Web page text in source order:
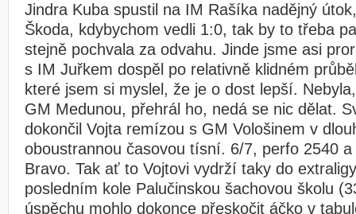
Jindra Kuba spustil na IM Rašíka nadějný
Škoda, kdybychom vedli 1:0, tak by to třeba
stejně pochvala za odvahu. Jinde jsme asi
s IM Juřkem dospěl po relativně klidném
které jsem si myslel, že je o dost lepší.
GM Medunou, přehrál ho, nedá se nic dělat.
dokončil Vojta remízou s GM Vološinem v
oboustrannou časovou tísní. 6/7, perfo 2540
Bravo. Tak ať to Vojtovi vydrží taky do
posledním kole Palučinskou šachovou školu
úspěchu mohlo dokonce přeskočit áčko v